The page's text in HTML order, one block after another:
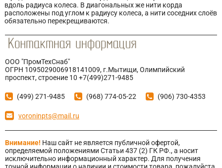
вдоль радиуса колеса. В диагональных же нити корда
расположены под углом к радиусу колеса, а нити соседних слоёв
обязательно перекрещиваются.
ООО "ПромТехСнаб"
ОГРН 1095029006918141009, г.Мытищи, Олимпийский
проспект, строение 10 +7(499)271-9485
(499) 271-9485 (968) 774-05-22 (906) 730-4353
voroninpts@mail.ru
Внимание! Наш сайт не является публичной офертой,
определяемой положениями Статьи 437 (2) ГК РФ., а носит
исключительно информационный характер. Для получения